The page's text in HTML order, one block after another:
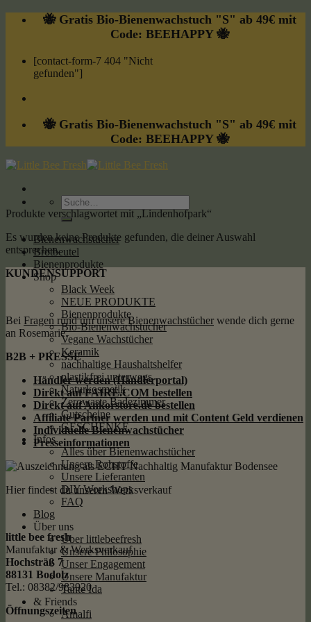
Skip
🐝 Gratis Bio-Bienenwachstuch "S" ab 49€ mit
Code: BEEHAPPY 🐝
[contact-form-7 404 "Nicht
gefunden"]
🐝 Gratis Bio-Bienenwachstuch "S" ab 49€ mit
Code: BEEHAPPY 🐝
Suche
nach:
Bienenwachstücher
Brotbeutel
Bienenprodukte
Shop
Black Week
NEUE PRODUKTE
Bienenprodukte
Bio-Bienenwachstücher
Vegane Wachstücher
Keramik
nachhaltige Haushaltshelfer
plastikfrei unterwegs
Naturkosmetik
Zerowaste Badezimmer
Gutscheine
GESCHENKE
Infos
Alles über Bienenwachstücher
Unsere Rohstoffe
Unsere Lieferanten
DIY Workshops
FAQ
Blog
Über uns
Über littlebeefresh
Unsere Philosophie
Unser Engagement
Unsere Manufaktur
Tante Ida
& Friends
Amalfi
Produkte verschlagwortet mit „Lindenhofpark“
Es wurden keine Produkte gefunden, die deiner Auswahl
entsprechen.
KUNDENSUPPORT
Bei Fragen rund um unsere Bienenwachstücher wende dich gerne
an Rosemarie.
B2B + PRESSE
Händler werden (Händlerportal)
Direkt auf FAIRE.COM bestellen
Direkt auf Ankorstore.de bestellen
Affiliate Partner werden und mit Content Geld verdienen
Individuelle Bienenwachstücher
Presseinformationen
Hier findest du unseren Werksverkauf
little bee fresh
Manufaktur & Werksverkauf
Hochsträß 7
88131 Bodolz
Tel.: 08382/983920
Öffnungszeiten